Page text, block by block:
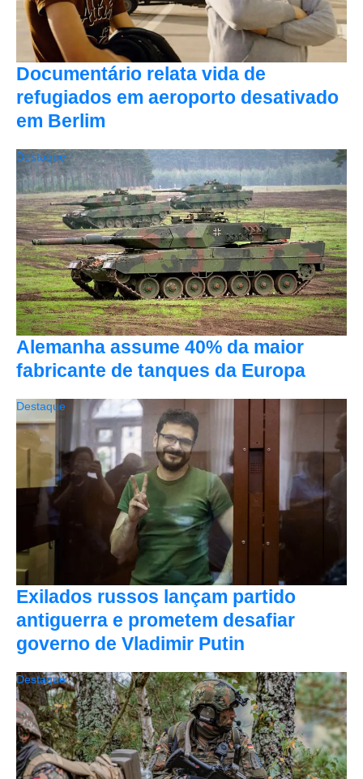
Documentário relata vida de
refugiados em aeroporto desativado
em Berlim
Alemanha assume 40% da maior
fabricante de tanques da Europa
Destaque
Exilados russos lançam partido
antiguerra e prometem desafiar
governo de Vladimir Putin
Destaque
Destaque